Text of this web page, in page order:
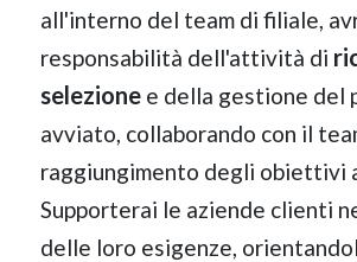
all'interno del team di filiale,
responsabilità dell'attività di
selezionee della gestione del
avviato, collaborando con il
raggiungimento degli obiettivi
Supporterai le aziende clienti
delle loro esigenze,